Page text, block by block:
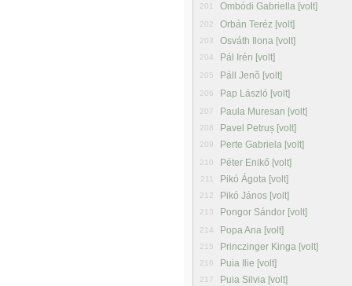
201 Ombódi Gabriella [volt]
202 Orbán Teréz [volt]
203 Osváth Ilona [volt]
204 Pál Irén [volt]
205 Páll Jenõ [volt]
206 Pap László [volt]
207 Paula Muresan [volt]
208 Pavel Petruș [volt]
209 Perte Gabriela [volt]
210 Péter Enikő [volt]
211 Pikó Ágota [volt]
212 Pikó János [volt]
213 Pongor Sándor [volt]
214 Popa Ana [volt]
215 Princzinger Kinga [volt]
216 Puia Ilie [volt]
217 Puia Silvia [volt]